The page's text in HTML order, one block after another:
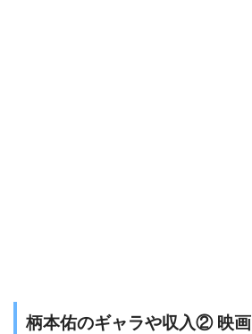
柄本佑のギャラや収入② 映画